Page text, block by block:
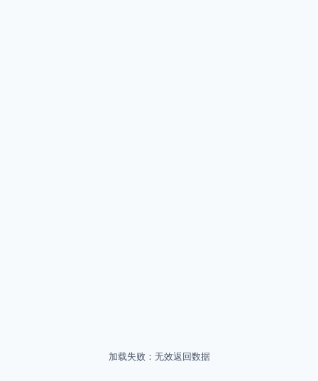
加载失败：无效返回数据